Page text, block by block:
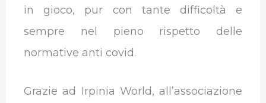
in gioco, pur con tante difficoltà e
sempre nel pieno rispetto delle
normative anti covid.
Grazie ad Irpinia World, all’associazione